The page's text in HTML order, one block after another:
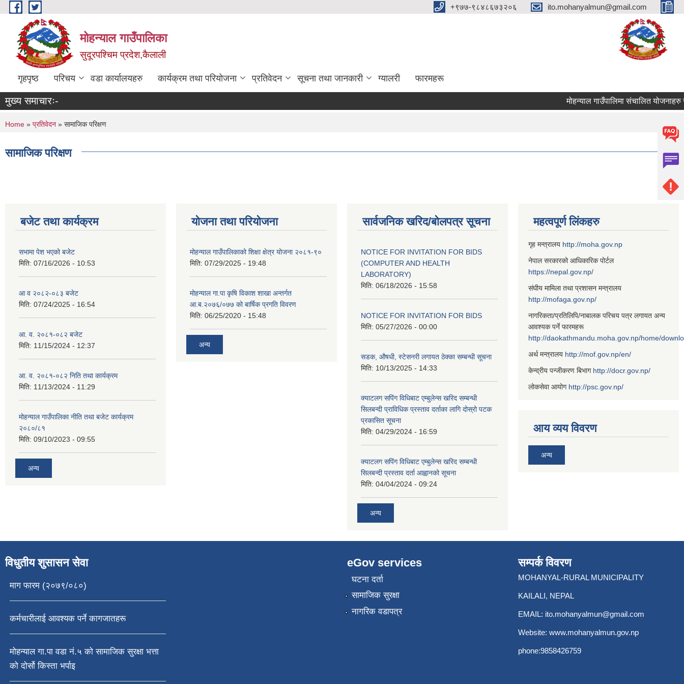
Skip to main content +९७७-९८४८६७३२०६ ito.mohanyalmun@gmail.com
मोहन्याल गाउँपालिका
सुदूरपश्चिम प्रदेश,कैलाली
गृहपृष्ठ परिचय वडा कार्यालयहरु कार्यक्रम तथा परियोजना प्रतिवेदन सूचना तथा जानकारी ग्यालरी फारमहरू
मुख्य समाचारः- मोहन्याल गाउँपालिमा संचालित योजनाहरु
You are here
Home » प्रतिवेदन » सामाजिक परिक्षण
सामाजिक परिक्षण
बजेट तथा कार्यक्रम
सभामा पेश भएको बजेट
मिति: 07/16/2026 - 10:53
आ व २०८२-०८३ बजेट
मिति: 07/24/2025 - 16:54
आ. व. २०८१-०८२ बजेट
मिति: 11/15/2024 - 12:37
आ. व. २०८१-०८२ निति तथा कार्यक्रम
मिति: 11/13/2024 - 11:29
मोहन्याल गाउँपालिका नीति तथा बजेट कार्यक्रम
२०८०/८१
मिति: 09/10/2023 - 09:55
अन्य
योजना तथा परियोजना
मोहन्याल गाउँपालिकाको शिक्षा क्षेत्र योजना २०८१-९०
मिति: 07/29/2025 - 19:48
मोहन्याल गा.पा कृषि विकाश शाखा अन्तर्गत
आ.ब.२०७६/०७७ को बार्षिक प्रगति विवरण
मिति: 06/25/2020 - 15:48
अन्य
सार्वजनिक खरिद/बोलपत्र सूचना
NOTICE FOR INVITATION FOR BIDS
(COMPUTER AND HEALTH
LABORATORY)
मिति: 06/18/2026 - 15:58
NOTICE FOR INVITATION FOR BIDS
मिति: 05/27/2026 - 00:00
सडक, औषधी, स्टेसनरी लगायत ठेक्का सम्बन्धी सूचना
मिति: 10/13/2025 - 14:33
क्याटलग सपिंग विधिबाट एम्बुलेन्स खरिद सम्बन्धी
सिलबन्दी प्राविधिक प्रस्ताव दर्ताका लागि दोस्रो पटक
प्रकासित सूचना
मिति: 04/29/2024 - 16:59
क्याटलग सपिंग विधिबाट एम्बुलेन्स खरिद सम्बन्धी
सिलबन्दी प्रस्ताव दर्ता आह्वानको सूचना
मिति: 04/04/2024 - 09:24
अन्य
महत्वपूर्ण लिंकहरु
गृह मन्त्रालय http://moha.gov.np
नेपाल सरकारको आधिकारिक पोर्टल
https://nepal.gov.np/
संघीय मामिला तथा प्रशासन मन्त्रालय
http://mofaga.gov.np/
नागरिकता/प्रतिलिपि/नाबालक परिचय पत्र लगायत अन्य
आवश्यक पर्ने फारमहरू
http://daokathmandu.moha.gov.np/home/
अर्थ मन्त्रालय http://mof.gov.np/en/
केन्द्रीय पन्जीकरण बिभाग http://docr.gov.np/
लोकसेवा आयोग http://psc.gov.np/
आय व्यय विवरण
अन्य
विधुतीय शुसासन सेवा
माग फारम (२०७९/०८०)
कर्मचारीलाई आवश्यक पर्ने कागजातहरू
मोहन्याल गा.पा वडा नं.५ को सामाजिक सुरक्षा भत्ता
को दोर्सो किस्ता भर्पाइ
eGov services
घटना दर्ता
सामाजिक सुरक्षा
नागरिक वडापत्र
सम्पर्क विवरण
MOHANYAL-RURAL MUNICIPALITY
KAILALI, NEPAL
EMAIL: ito.mohanyalmun@gmail.com
Website: www.mohanyalmun.gov.np
phone:9858426759